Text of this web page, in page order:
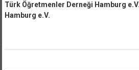
Türk Öğretmenler Derneği Hamburg
Hamburg e.V.